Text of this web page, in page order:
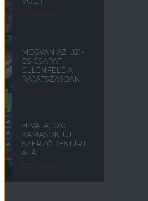
2026. jún. 06.
MEGVAN AZ U21-
ES CSAPAT
ELLENFELE A
RÁJÁTSZÁSBAN
2026. ápr. 22.
HIVATALOS:
KAMASON ÚJ
SZERZŐDÉST ÍRT
ALÁ
2026. ápr. 04.